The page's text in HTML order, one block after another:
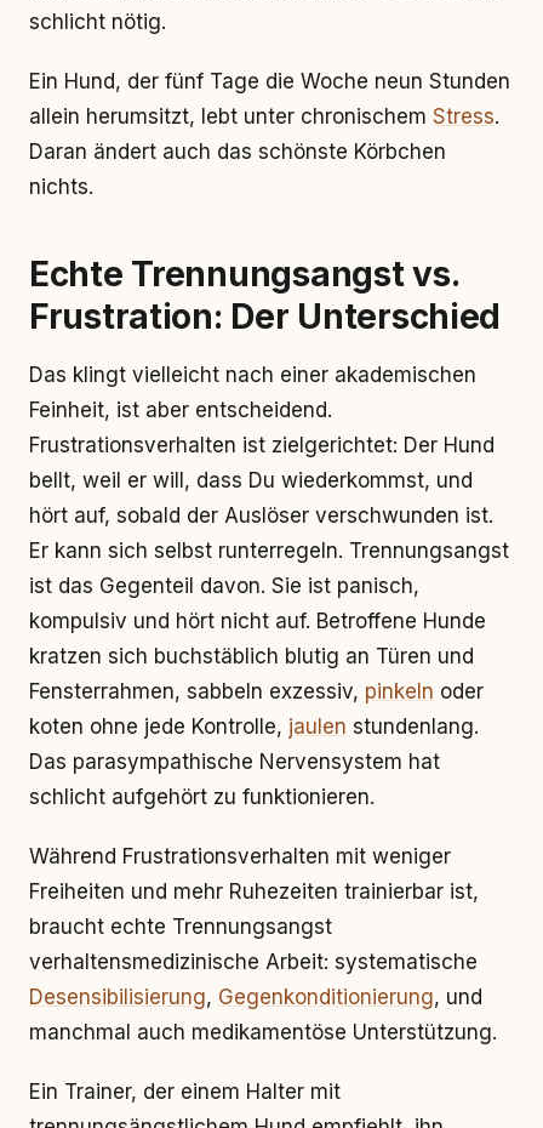
schlicht nötig.
Ein Hund, der fünf Tage die Woche neun Stunden
allein herumsitzt, lebt unter chronischem Stress.
Daran ändert auch das schönste Körbchen
nichts.
Echte Trennungsangst vs.
Frustration: Der Unterschied
Das klingt vielleicht nach einer akademischen
Feinheit, ist aber entscheidend.
Frustrationsverhalten ist zielgerichtet: Der Hund
bellt, weil er will, dass Du wiederkommst, und
hört auf, sobald der Auslöser verschwunden ist.
Er kann sich selbst runterregeln. Trennungsangst
ist das Gegenteil davon. Sie ist panisch,
kompulsiv und hört nicht auf. Betroffene Hunde
kratzen sich buchstäblich blutig an Türen und
Fensterrahmen, sabbeln exzessiv, pinkeln oder
koten ohne jede Kontrolle, jaulen stundenlang.
Das parasympathische Nervensystem hat
schlicht aufgehört zu funktionieren.
Während Frustrationsverhalten mit weniger
Freiheiten und mehr Ruhezeiten trainierbar ist,
braucht echte Trennungsangst
verhaltensmedizinische Arbeit: systematische
Desensibilisierung, Gegenkonditionierung, und
manchmal auch medikamentöse Unterstützung.
Ein Trainer, der einem Halter mit